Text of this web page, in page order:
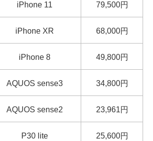
iPhone 11 79,500円
iPhone XR 68,000円
iPhone 8 49,800円
AQUOS sense3 34,800円
AQUOS sense2 23,961円
P30 lite 25,600円